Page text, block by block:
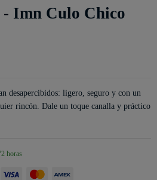
Imn Culo Chico
desapercibidos: ligero, seguro y con un
rincón. Dale un toque canalla y práctico
horas